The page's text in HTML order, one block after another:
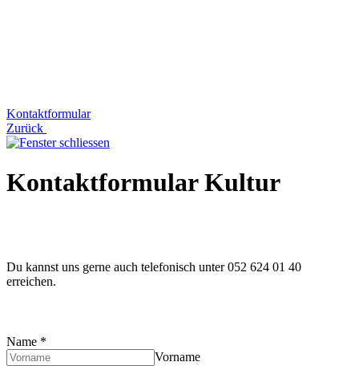
Kontaktformular
Zurück
Kontaktformular Kultur
Du kannst uns gerne auch telefonisch unter 052 624 01 40
erreichen.
Name *
Vorname